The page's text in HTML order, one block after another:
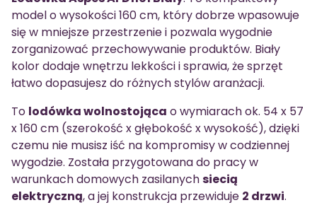
model o wysokości 160 cm, który dobrze wpasowuje
się w mniejsze przestrzenie i pozwala wygodnie
zorganizować przechowywanie produktów. Biały
kolor dodaje wnętrzu lekkości i sprawia, że sprzęt
łatwo dopasujesz do różnych stylów aranżacji.
To lodówka wolnostojąca o wymiarach ok. 54 x 57
x 160 cm (szerokość x głębokość x wysokość), dzięki
czemu nie musisz iść na kompromisy w codziennej
wygodzie. Została przygotowana do pracy w
warunkach domowych zasilanychsiecią
elektryczną, a jej konstrukcja przewiduje 2 drzwi.